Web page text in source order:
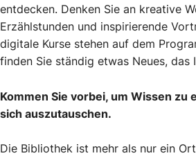
entdecken. Denken Sie an kreative
Erzählstunden und inspirierende
digitale Kurse stehen auf dem
finden Sie ständig etwas Neues, das
Kommen Sie vorbei, um Wissen zu
sich auszutauschen.
Die Bibliothek ist mehr als nur ein